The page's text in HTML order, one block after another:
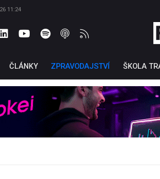
11:24
ČLÁNKY ZPRAVODAJSTVÍ ŠKOLA